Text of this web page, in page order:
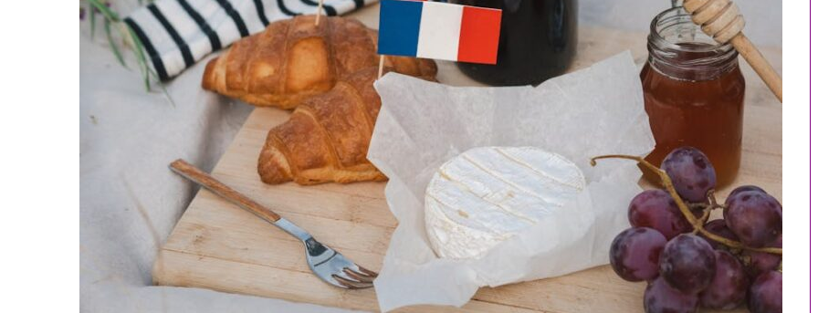
Yoga doux à domicile : 5
exercices pour votre bien-
être
Comment choisir le
réfrigérant R32 pour votre
système de climatisation